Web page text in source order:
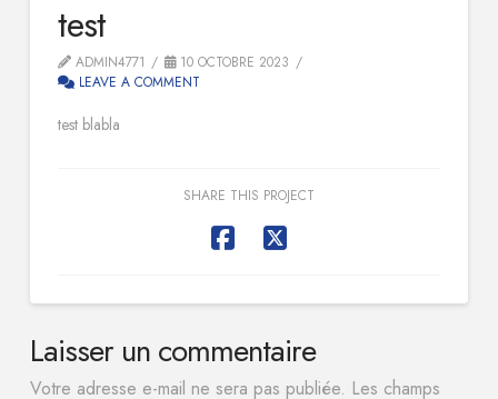
test
ADMIN4771
10 OCTOBRE 2023
LEAVE A COMMENT
test blabla
SHARE THIS PROJECT
Laisser un commentaire
Votre adresse e-mail ne sera pas publiée. Les champs